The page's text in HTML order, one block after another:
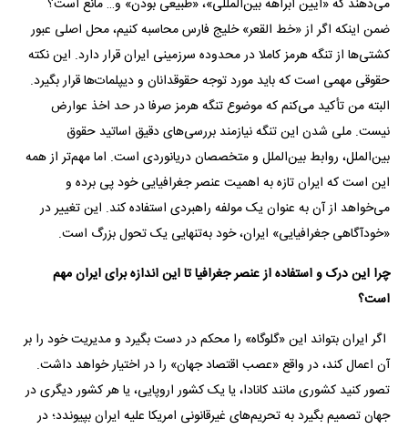
ضمن اینکه اگر از «خط القعر» خلیج فارس محاسبه کنیم، محل اصلی عبور
کشتی‌ها از تنگه هرمز کاملا در محدوده سرزمینی ایران قرار دارد. این نکته
حقوقی مهمی است که باید مورد توجه حقوقدانان و دیپلمات‌‌ها قرار بگیرد.
البته من تأکید می‌کنم که موضوع تنگه هرمز صرفا در حد اخذ عوارض
نیست. ملی شدن این تنگه نیازمند بررسی‌های دقیق اساتید حقوق
بین‌الملل، روابط بین‌الملل و متخصصان دریانوردی است. اما مهم‌تر از همه
این است که ایران تازه به اهمیت عنصر جغرافیایی خود پی برده و
می‌خواهد از آن به عنوان یک مولفه راهبردی استفاده کند. این تغییر در
«خودآگاهی جغرافیایی» ایران، خود به‌تنهایی یک تحول بزرگ است.
چرا این درک و استفاده از عنصر جغرافیا تا این اندازه برای ایران مهم
است؟
اگر ایران بتواند این «گلوگاه» را محکم در دست بگیرد و مدیریت خود را بر
آن اعمال کند، در واقع «عصب اقتصاد جهان» را در اختیار خواهد داشت.
تصور کنید کشوری مانند کانادا، یا یک کشور اروپایی، یا هر کشور دیگری در
جهان تصمیم بگیرد به تحریم‌های غیرقانونی امریکا علیه ایران بپیوندد؛ در